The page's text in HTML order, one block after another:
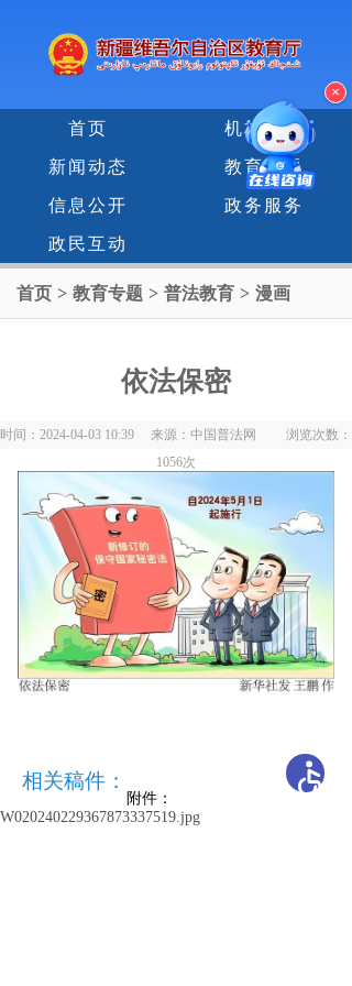
首页 机构设置
新闻动态 教育专题
信息公开 政务服务
政民互动
首页 > 教育专题 > 普法教育 > 漫画
依法保密
时间：2024-04-03 10:39 来源：中国普法网 浏览次数：
1056次
相关稿件：
附件：
W020240229367873337519.jpg
×